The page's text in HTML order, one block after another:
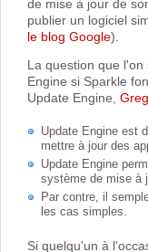
de mise à jour de
publier un logiciel
le blog Google).
La question que
Engine si Sparkle
Update Engine,
Update Engine est
mettre à jour des
Update Engine
système de mise à
Par contre, il
les cas simples.
Si quelqu'un à